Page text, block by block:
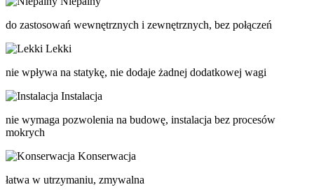
do zastosowań wewnętrznych i zewnętrznych, bez połączeń
Lekki
nie wpływa na statykę, nie dodaje żadnej dodatkowej wagi
Instalacja
nie wymaga pozwolenia na budowę, instalacja bez procesów
mokrych
Konserwacja
łatwa w utrzymaniu, zmywalna